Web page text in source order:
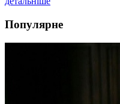
Популярне